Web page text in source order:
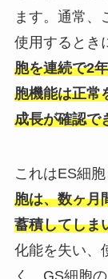
ます。通常、
使用するとき
胞を連続で2
胞機能は正常
成長が確認で
これはES細
胞は、数ヶ月
蓄積してしま
化能を失い、
く、GS細胞